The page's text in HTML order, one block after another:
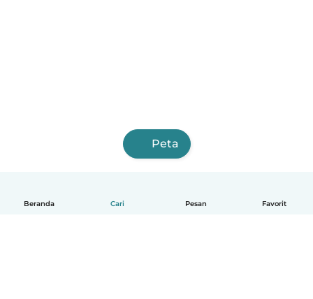
Beranda Cari Pesan Favorit
Peta